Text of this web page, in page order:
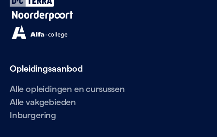
Opleidingsaanbod
Alle opleidingen en cursussen
Alle vakgebieden
Inburgering